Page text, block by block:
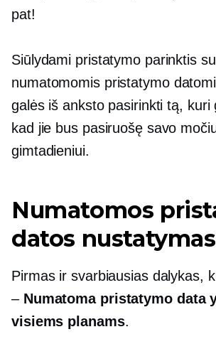
pat!
Siūlydami pristatymo parinktis su
numatomomis pristatymo
galės iš anksto pasirinkti tą, kuri
kad jie bus pasiruošę savo
gimtadieniui.
Numatomos
datos nustatymas
Pirmas ir svarbiausias dalykas,
– Numatoma pristatymo data
visiems planams.